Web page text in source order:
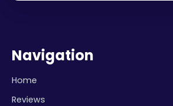
Navigation
Home
Reviews